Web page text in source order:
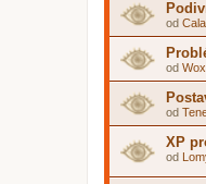
od
od
od
XP
od